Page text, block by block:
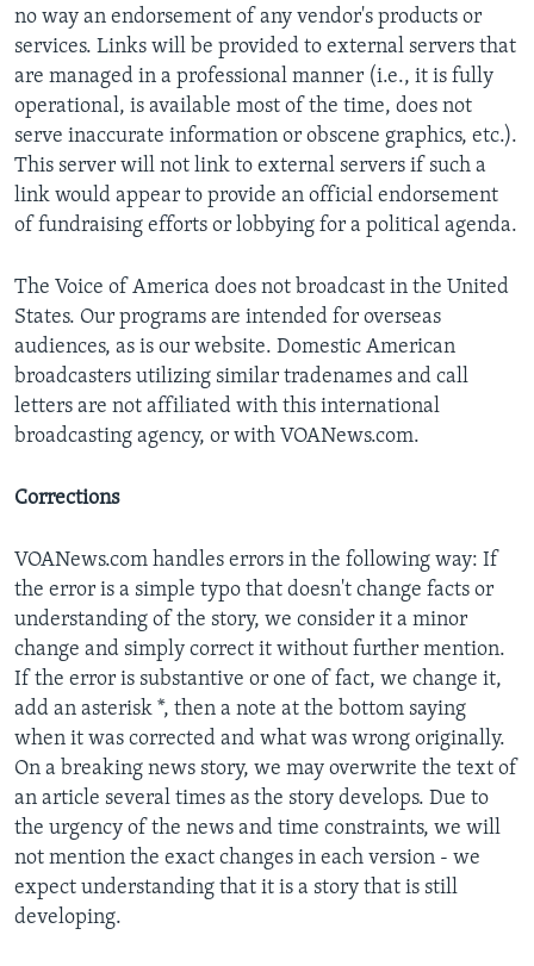
no way an endorsement of any vendor's products or
services. Links will be provided to external servers that
are managed in a professional manner (i.e., it is fully
operational, is available most of the time, does not
serve inaccurate information or obscene graphics, etc.).
This server will not link to external servers if such a
link would appear to provide an official endorsement
of fundraising efforts or lobbying for a political agenda.
The Voice of America does not broadcast in the United
States. Our programs are intended for overseas
audiences, as is our website. Domestic American
broadcasters utilizing similar tradenames and call
letters are not affiliated with this international
broadcasting agency, or with VOANews.com.
Corrections
VOANews.com handles errors in the following way: If
the error is a simple typo that doesn't change facts or
understanding of the story, we consider it a minor
change and simply correct it without further mention.
If the error is substantive or one of fact, we change it,
add an asterisk *, then a note at the bottom saying
when it was corrected and what was wrong originally.
On a breaking news story, we may overwrite the text of
an article several times as the story develops. Due to
the urgency of the news and time constraints, we will
not mention the exact changes in each version - we
expect understanding that it is a story that is still
developing.